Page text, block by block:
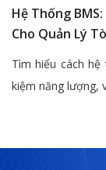
Hệ Thống
Cho Quản Lý
Tìm hiểu cách
kiệm năng lượng,